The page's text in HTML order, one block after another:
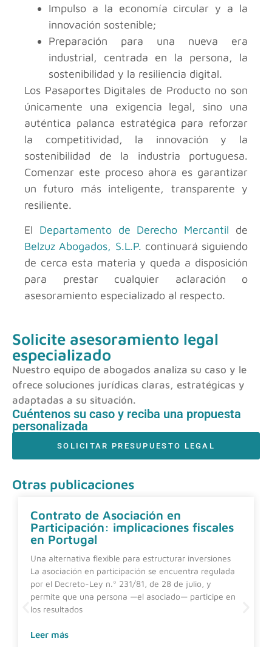
Impulso a la economía circular y a la
innovación sostenible;
Preparación para una nueva era
industrial, centrada en la persona, la
sostenibilidad y la resiliencia digital.
Los Pasaportes Digitales de Producto no son
únicamente una exigencia legal, sino una
auténtica palanca estratégica para reforzar
la competitividad, la innovación y la
sostenibilidad de la industria portuguesa.
Comenzar este proceso ahora es garantizar
un futuro más inteligente, transparente y
resiliente.
El Departamento de Derecho Mercantil de
Belzuz Abogados, S.L.P. continuará siguiendo
de cerca esta materia y queda a disposición
para prestar cualquier aclaración o
asesoramiento especializado al respecto.
Solicite asesoramiento legal
especializado
Nuestro equipo de abogados analiza su caso y le
ofrece soluciones jurídicas claras, estratégicas y
adaptadas a su situación.
Cuéntenos su caso y reciba una propuesta
personalizada
SOLICITAR PRESUPUESTO LEGAL
Otras publicaciones
Contrato de Asociación en
Participación: implicaciones fiscales
en Portugal
Una alternativa flexible para estructurar inversiones
La asociación en participación se encuentra regulada
por el Decreto-Ley n.º 231/81, de 28 de julio, y
permite que una persona —el asociado— participe en
los resultados
Leer más